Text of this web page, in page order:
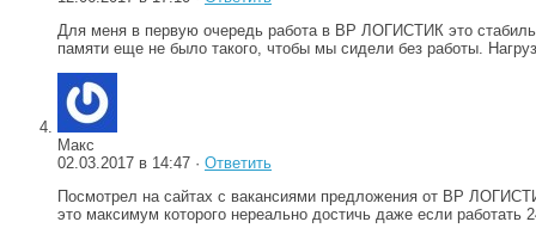
Для меня в первую очередь работа в ВР ЛОГИСТИК это
памяти еще не было такого, чтобы мы сидели без работы.
Макс
02.03.2017 в 14:47 · Ответить
Посмотрел на сайтах с вакансиями предложения от ВР
это максимум которого нереально достичь даже если работать